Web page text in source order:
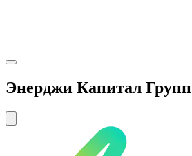
Энерджи Капитал Групп